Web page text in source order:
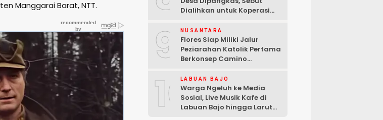
Manggarai Barat, NTT.
Dialihkan untuk Koperasi
9 NUSANTARA
Flores Siap Miliki Jalur
Peziarahan Katolik Pertama
Berkonsep Camino
10LABUAN BAJO
Warga Ngeluh ke Media
Sosial, Live Musik Kafe di
Labuan Bajo hingga Larut